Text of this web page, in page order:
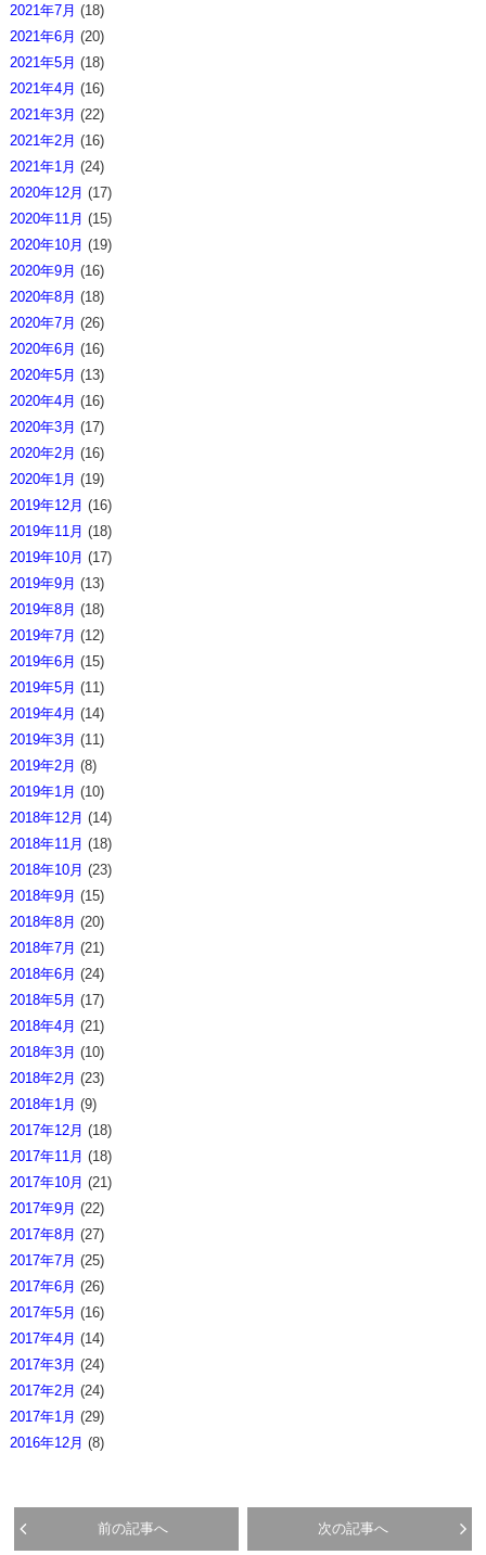
2021年7月 (18)
2021年6月 (20)
2021年5月 (18)
2021年4月 (16)
2021年3月 (22)
2021年2月 (16)
2021年1月 (24)
2020年12月 (17)
2020年11月 (15)
2020年10月 (19)
2020年9月 (16)
2020年8月 (18)
2020年7月 (26)
2020年6月 (16)
2020年5月 (13)
2020年4月 (16)
2020年3月 (17)
2020年2月 (16)
2020年1月 (19)
2019年12月 (16)
2019年11月 (18)
2019年10月 (17)
2019年9月 (13)
2019年8月 (18)
2019年7月 (12)
2019年6月 (15)
2019年5月 (11)
2019年4月 (14)
2019年3月 (11)
2019年2月 (8)
2019年1月 (10)
2018年12月 (14)
2018年11月 (18)
2018年10月 (23)
2018年9月 (15)
2018年8月 (20)
2018年7月 (21)
2018年6月 (24)
2018年5月 (17)
2018年4月 (21)
2018年3月 (10)
2018年2月 (23)
2018年1月 (9)
2017年12月 (18)
2017年11月 (18)
2017年10月 (21)
2017年9月 (22)
2017年8月 (27)
2017年7月 (25)
2017年6月 (26)
2017年5月 (16)
2017年4月 (14)
2017年3月 (24)
2017年2月 (24)
2017年1月 (29)
2016年12月 (8)
前の記事へ 次の記事へ